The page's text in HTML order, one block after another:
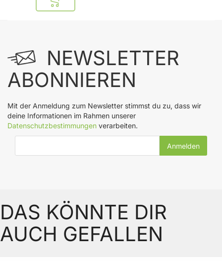
In den Warenkorb
NEWSLETTER
ABONNIEREN
Mit der Anmeldung zum Newsletter stimmst du zu, dass wir
deine Informationen im Rahmen unserer
Datenschutzbestimmungen verarbeiten.
DAS KÖNNTE DIR
AUCH GEFALLEN